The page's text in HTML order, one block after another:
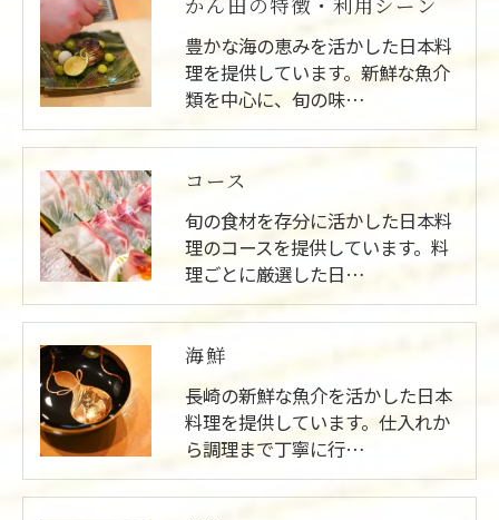
かん田の特徴・利用シーン
豊かな海の恵みを活かした日本料
理を提供しています。新鮮な魚介
類を中心に、旬の味…
コース
旬の食材を存分に活かした日本料
理のコースを提供しています。料
理ごとに厳選した日…
海鮮
長崎の新鮮な魚介を活かした日本
料理を提供しています。仕入れか
ら調理まで丁寧に行…